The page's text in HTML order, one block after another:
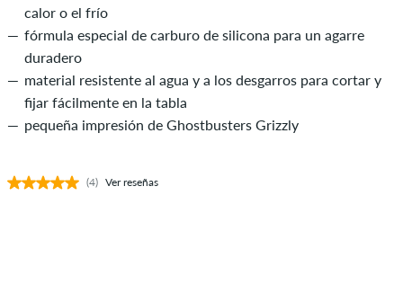
calor o el frío
fórmula especial de carburo de silicona para un agarre
duradero
material resistente al agua y a los desgarros para cortar y
fijar fácilmente en la tabla
pequeña impresión de Ghostbusters Grizzly
(4) Ver reseñas